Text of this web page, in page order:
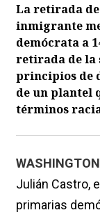
La retirada
inmigrante
demócrata a
retirada de la
principios de
de un plantel
términos
Julián Castro,
primarias